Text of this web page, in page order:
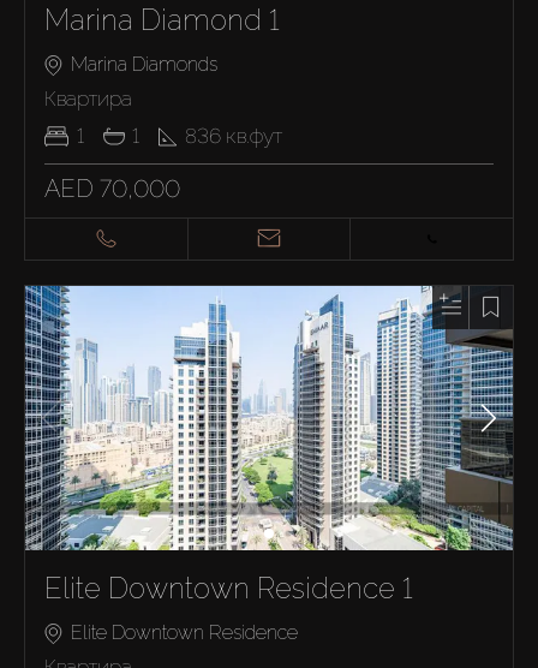
Marina Diamond 1
Marina Diamonds
Квартира
1
1 836 кв.фут
AED 70,000
Elite Downtown Residence 1
Elite Downtown Residence